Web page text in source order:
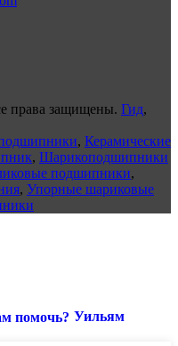
права защищены. Гид,
, Керамические
, Шарикоподшипники
подшипники,
, Упорные шариковые
Уильям